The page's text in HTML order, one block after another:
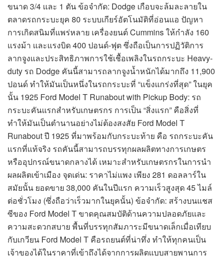
ขนาด 3/4 และ 1 ตัน ข้อจำกัด: Dodge เกือบจะล้มละลายใน
ตลาดรถกระบะยุค 80 ระบบเกียร์อัตโนมัติที่อ่อนแอ ปัญหา
การเกิดสนิมที่แพร่หลาย เครื่องยนต์ Cummins ให้กำลัง 160
แรงม้า และแรงบิด 400 ปอนด์-ฟุต ซึ่งถือเป็นการปฏิวัติการ
ลากจูงและประสิทธิภาพการใช้เชื้อเพลิงในรถกระบะ Heavy-
duty รถ Dodge คันนี้สามารถลากจูงน้ำหนักได้มากถึง 11,900
ปอนด์ ทำให้มันเป็นหนึ่งในรถกระบะที่ “แข็งแกร่งที่สุด” ในยุค
นั้น 1925 Ford Model T Runabout with Pickup Body: รถ
กระบะคันแรกสำหรับเกษตรกร การเป็น “สิ่งแรก” คือสิ่งที่
ทำให้มันเป็นตำนานอย่างไม่ต้องสงสัย Ford Model T
Runabout ปี 1925 ที่มาพร้อมกับกระบะท้าย คือ รถกระบะคัน
แรกที่แท้จริง รถคันนี้สามารถบรรทุกผลผลิตทางการเกษตร
หรืออุปกรณ์ขนาดกลางได้ เหมาะสำหรับเกษตรกรในการนำ
ผลผลิตเข้าเมือง จุดเด่น: ราคาไม่แพง เพียง 281 ดอลลาร์ใน
สมัยนั้น ยอดขาย 38,000 คันในปีแรก ความเร็วสูงสุด 45 ไมล์
ต่อชั่วโมง (ซึ่งถือว่าเร็วมากในยุคนั้น) ข้อจำกัด: สร้างบนแชส
ซีของ Ford Model T ขาดคุณสมบัติด้านความปลอดภัยและ
ความสะดวกสบาย พื้นที่บรรทุกสัมภาระมีขนาดเล็กเมื่อเทียบ
กับเกวียน Ford Model T คือรถยนต์ที่น่าทึ่ง ทำให้ทุกคนเป็น
เจ้าของได้ในราคาที่เข้าถึงได้จากการผลิตแบบสายพานการ